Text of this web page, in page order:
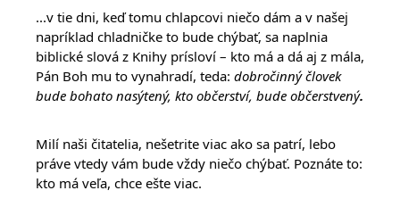
...v tie dni, keď tomu chlapcovi niečo dám a v našej
napríklad chladničke to bude chýbať, sa naplnia
biblické slová z Knihy prísloví – kto má a dá aj z mála,
Pán Boh mu to vynahradí, teda: dobročinný človek
bude bohato nasýtený, kto občerství, bude občerstvený.
Milí naši čitatelia, nešetrite viac ako sa patrí, lebo
práve vtedy vám bude vždy niečo chýbať. Poznáte to:
kto má veľa, chce ešte viac.